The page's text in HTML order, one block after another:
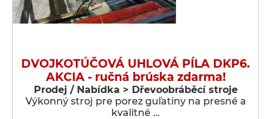
DVOJKOTÚČOVÁ UHLOVÁ PÍLA DKP6.
AKCIA - ručná brúska zdarma!
Prodej / Nabídka > Dřevoobráběcí stroje
Výkonný stroj pre porez guľatiny na presné a
kvalitné …